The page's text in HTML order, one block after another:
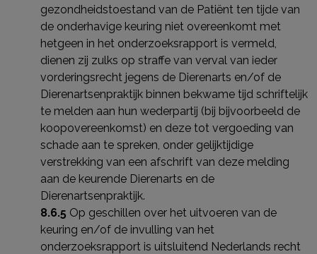
gezondheidstoestand van de Patiënt ten tijde van
de onderhavige keuring niet overeenkomt met
hetgeen in het onderzoeksrapport is vermeld,
dienen zij zulks op straffe van verval van ieder
vorderingsrecht jegens de Dierenarts en/of de
Dierenartsenpraktijk binnen bekwame tijd schriftelijk
te melden aan hun wederpartij (bij bijvoorbeeld de
koopovereenkomst) en deze tot vergoeding van
schade aan te spreken, onder gelijktijdige
verstrekking van een afschrift van deze melding
aan de keurende Dierenarts en de
Dierenartsenpraktijk.
8.6.5 Op geschillen over het uitvoeren van de
keuring en/of de invulling van het
onderzoeksrapport is uitsluitend Nederlands recht